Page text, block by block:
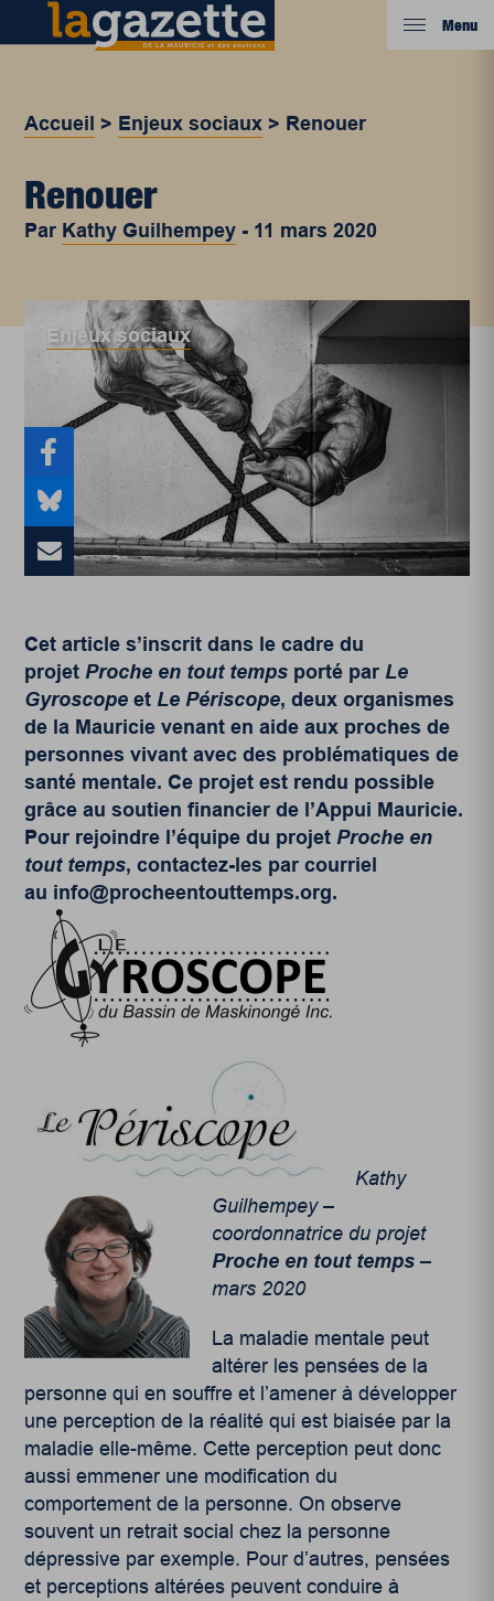
Menu
Accueil > Enjeux sociaux > Renouer
Renouer
Par Kathy Guilhempey - 11 mars 2020
Enjeux sociaux
Cet article s’inscrit dans le cadre du
projet Proche en tout temps porté par Le
Gyroscope et Le Périscope, deux organismes
de la Mauricie venant en aide aux proches de
personnes vivant avec des problématiques de
santé mentale. Ce projet est rendu possible
grâce au soutien financier de l’Appui Mauricie.
Pour rejoindre l’équipe du projet Proche en
tout temps, contactez-les par courriel
au info@procheentouttemps.org.
Kathy
Guilhempey –
coordonnatrice du projet
Proche en tout temps –
mars 2020
La maladie mentale peut
altérer les pensées de la
personne qui en souffre et l’amener à développer
une perception de la réalité qui est biaisée par la
maladie elle-même. Cette perception peut donc
aussi emmener une modification du
comportement de la personne. On observe
souvent un retrait social chez la personne
dépressive par exemple. Pour d’autres, pensées
et perceptions altérées peuvent conduire à